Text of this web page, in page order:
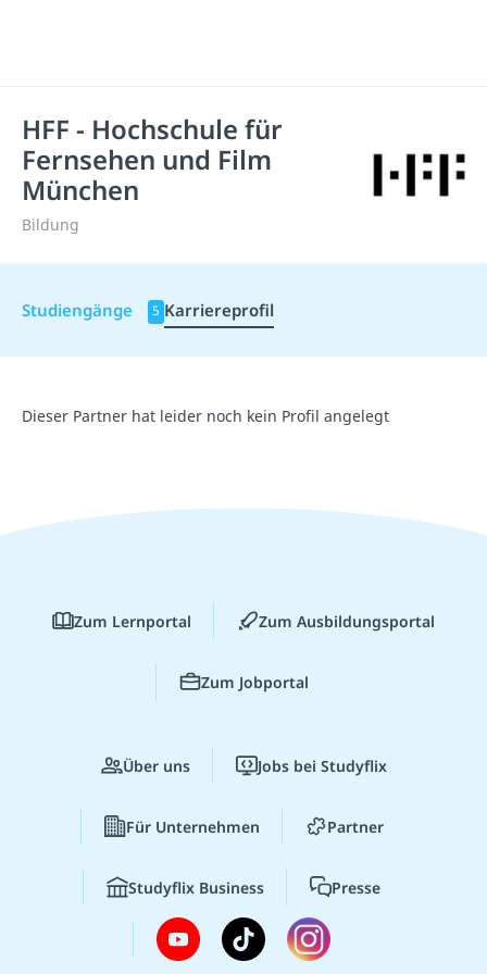
HFF - Hochschule für
Fernsehen und Film
München
Bildung
Studiengänge 5 Karriereprofil
Dieser Partner hat leider noch kein Profil angelegt
Zum Lernportal Zum Ausbildungsportal
Zum Jobportal
Über uns Jobs bei Studyflix
Für Unternehmen Partner
Studyflix Business Presse